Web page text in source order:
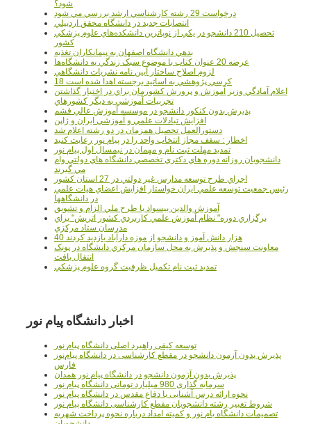
شود؟
درخواست 29 رشته کارشناسي ارشد بررسي مي شود
انتصابات جديد در دانشگاه محقق اردبيلي
تحصيل 210 دانشجو در يکي از نوپاترين دانشکده‌هاي علوم پزشکي
کشور
بدهي دانشگاه اصفهان به پيمانکاران تغذيه
عرضه 20 عنوان کتاب با موضوع سبک زندگي به دانشگاه‌ها
لزوم اصلاح ساختار آيين نامه نشريات دانشگاهي
18 کرسي پژوهشي به اساتيد برجسته اهدا شده است
اعلام آمادگي وزير آموزش و پرورش کشورمان براي در اختيار گذاشتن
تجربيات آموزشي به ديگر کشورهاي
پذيرش بدون کنکور دانشجو در موسسه آموزش عالي قشم
افزايش تبادلات علمي و آموزشي ايران و ژاپن
دستورالعمل تحصیل همزمان در دو رشته اعلام شد
اخطار : سقف مجاز انتخاب واحد را در پیام نور رعایت کنید
تمدید مهلت ثبت نام و مهمان در نیمسال اول پیام نور
دانشجويان روزانه دوره هاي دكتري تخصصي دانشگاه هاي دولتي وام
مي گيرند
اجراي طرح توسعه مدارس غير دولتي در 27 استان کشور
رئيس جمعيت توسعه علمي ايران خواستار افزايش اعضاي هيات علمي
در دانشگاهها
آموزش والدين بيسواد با طرح ملي الزام و تشويق
برگزاري دوره" نظام آموزش علمي كاربردي كشور اتريش" براي
مدرسان ستاد مرکزي
40 هزار دانش آموز و دانشجو از موزه دارآباد بازديد کردند
معاونت سنجش و پذيرش به محل سازمان مرکزي دانشگاه در پونک
انتقال يافت
تمديد ثبت نام تکميل ظرفيت گروه علوم پزشکي
اخبار دانشگاه پیام نور
توسعه کیفی راهبرد اصلی دانشگاه پیام نور
پذیرش بدون آزمون دانشجو در مقطع کارشناسی در دانشگاه پیام‌نور
فارس
پذیرش بدون آزمون دانشجو در دانشگاه پیام نور همدان
سرمایه گذاری 980 میلیارد تومانی دانشگاه پیام نور
نحوه ارائه درس آشنایی با دفاع مقدس در دانشگاه پیام نور
شروط تغییر رشته دانشجویان مقطع کارشناسی دانشگاه پیام نور
تصمیمات دانشگاه یام نور و کمیته امداد درباره نحوه پرداخت شهریه